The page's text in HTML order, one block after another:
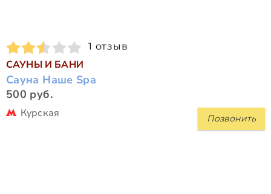
1 отзыв
САУНЫ И БАНИ
Сауна Наше Spa
500 руб.
Позвонить
Курская